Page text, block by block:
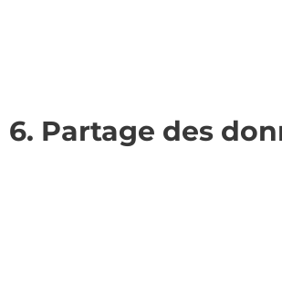
6. Partage des